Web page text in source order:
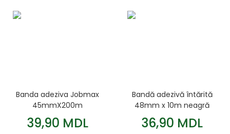
Banda adeziva Jobmax
45mmX200m
39,90 MDL
Bandă adezivă întărită
48mm x 10m neagră
36,90 MDL